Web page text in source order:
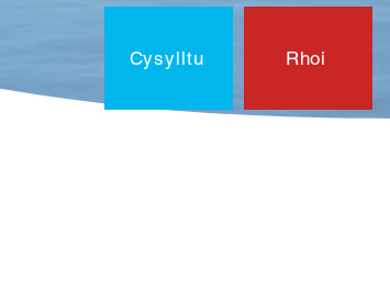
Cysylltu Rhoi